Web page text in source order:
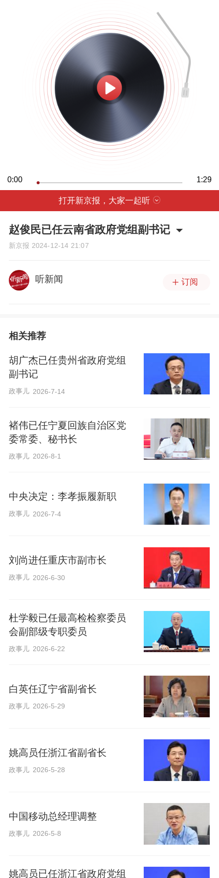
0:00 1:29
打开新京报，大家一起听
赵俊民已任云南省政府党组副书记
新京报 2024-12-14 21:07
听新闻 订阅
相关推荐
胡广杰已任贵州省政府党组
副书记
政事儿 2026-7-14
褚伟已任宁夏回族自治区党
委常委、秘书长
政事儿 2026-8-1
中央决定：李孝振履新职
政事儿 2026-7-4
刘尚进任重庆市副市长
政事儿 2026-6-30
杜学毅已任最高检检察委员
会副部级专职委员
政事儿 2026-6-22
白英任辽宁省副省长
政事儿 2026-5-29
姚高员任浙江省副省长
政事儿 2026-5-28
中国移动总经理调整
政事儿 2026-5-8
姚高员已任浙江省政府党组